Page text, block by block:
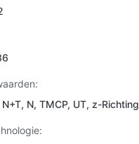
N+T, N, TMCP, UT, z-Richting